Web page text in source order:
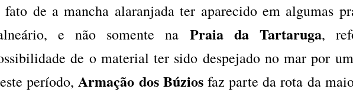
fato de a mancha alaranjada ter aparecido em algumas
e não somente na Praia da Tartaruga,
de o material ter sido despejado no mar por
período,Armação dos Búziosfaz parte da rota da